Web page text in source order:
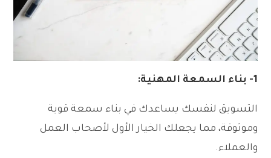
1- بناء السمعة المهنية:
التسويق لنفسك يساعدك في بناء سمعة قوية
وموثوقة، مما يجعلك الخيار الأول لأصحاب العمل
والعملاء.